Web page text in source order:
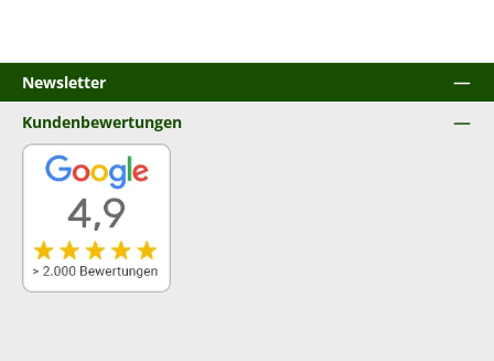
Newsletter
Kundenbewertungen